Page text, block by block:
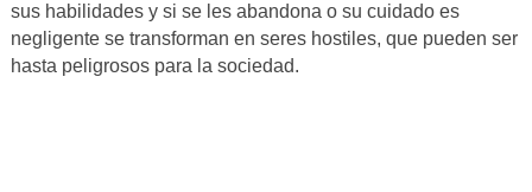
sus habilidades y si se les abandona o su cuidado es
negligente se transforman en seres hostiles, que pueden ser
hasta peligrosos para la sociedad.